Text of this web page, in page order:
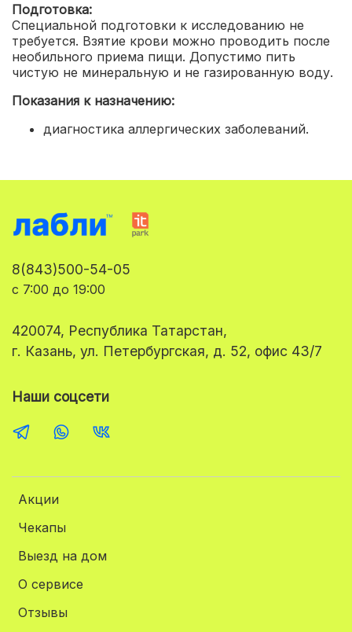
Подготовка:
Специальной подготовки к исследованию не
требуется. Взятие крови можно проводить после
необильного приема пищи. Допустимо пить
чистую не минеральную и не газированную воду.
Показания к назначению:
диагностика аллергических заболеваний.
Акции
Чекапы
Выезд на дом
О сервисе
Отзывы
8(843)500-54-05
с 7:00 до 19:00
420074, Республика Татарстан,
г. Казань, ул. Петербургская, д. 52, офис 43/7
Наши соцсети